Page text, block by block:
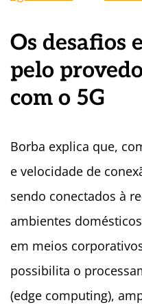
Os desafios
pelo
com o 5G
Borba explica que,
e velocidade de
sendo conectados à
ambientes
em meios
possibilita o
(edge computing),